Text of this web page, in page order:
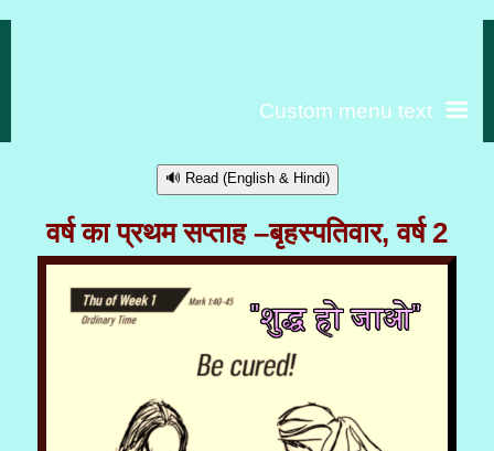
Custom menu text
🔊 Read (English & Hindi)
वर्ष का प्रथम सप्ताह –बृहस्पतिवार, वर्ष 2